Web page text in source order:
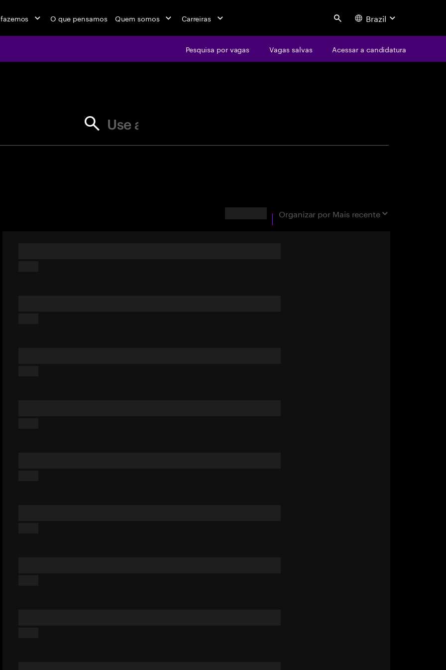
O que pensamos Quem somos Carreiras Search Brazil
Pesquisa por vagas Vagas salvas Acessar a candidatura
Use aspas para correspondências exatas
Organizar por Mais recente